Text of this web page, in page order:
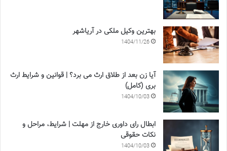
بهترین وکیل ملکی در آریاشهر
1404/11/26
آیا زن بعد از طلاق ارث می برد؟ | قوانین و شرایط ارث
بری (کامل)
1404/10/03
ابطال رای داوری خارج از مهلت | شرایط، مراحل و
نکات حقوقی
1404/10/03